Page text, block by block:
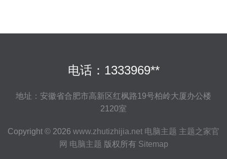
电话：1333969**
地址：安徽省合肥市高新区红枫路19号柏岭大厦办公楼
2120室
Copyright © 2026 www.zhutizhijia.net 电脑主题 主题之家官
网 电脑主题 版权所有 Sitemap